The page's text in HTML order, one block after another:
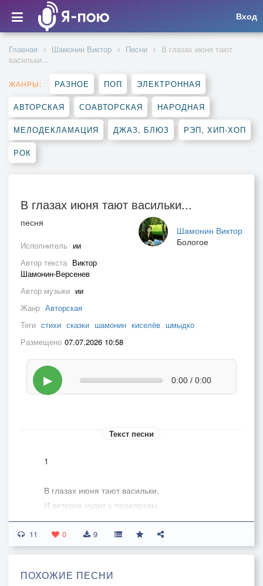
Вход
Главная Шамонин Виктор Песни
В глазах июня тают
васильки...
ЖАНРЫ: РАЗНОЕ ПОП ЭЛЕКТРОННАЯ
АВТОРСКАЯ СОАВТОРСКАЯ НАРОДНАЯ
МЕЛОДЕКЛАМАЦИЯ ДЖАЗ, БЛЮЗ РЭП, ХИП-ХОП
РОК
В глазах июня тают васильки...
Шамонин Виктор
Бологое
песня
Исполнитель ии
Автор текста Виктор
Шамонин-Версенев
Автор музыки ии
Жанр Авторская
Теги стихи сказки шамонин киселёв шмыдко
Размещено 07.07.2026 10:58
▶ 0:00 / 0:00
Текст песни
1
В глазах июня тают васильки,
И ветерок чудит у переправы,
И серебром сияют травы у реки,
И я смотрю на детские забавы.
11 0 9
ПОХОЖИЕ ПЕСНИ